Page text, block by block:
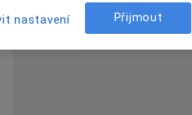
nastavení Přijmout